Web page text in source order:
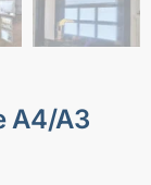
A4/A3